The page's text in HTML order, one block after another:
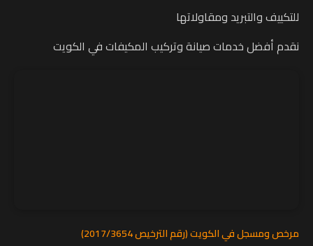
للتكييف والتبريد ومقاولاتها
نقدم أفضل خدمات صيانة وتركيب المكيفات في الكويت
مرخص ومسجل في الكويت (رقم الترخيص 2017/3654)